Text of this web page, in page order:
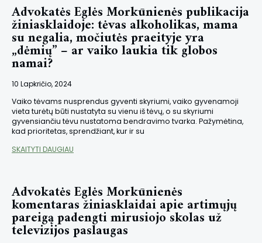
Advokatės Eglės Morkūnienės publikacija
žiniasklaidoje: tėvas alkoholikas, mama
su negalia, močiutės praeityje yra
„dėmių” – ar vaiko laukia tik globos
namai?
10 Lapkričio, 2024
Vaiko tėvams nusprendus gyventi skyriumi, vaiko gyvenamoji
vieta turėtų būti nustatyta su vienu iš tėvų, o su skyriumi
gyvensiančiu tėvu nustatoma bendravimo tvarka. Pažymėtina,
kad prioritetas, sprendžiant, kur ir su
SKAITYTI DAUGIAU
Advokatės Eglės Morkūnienės
komentaras žiniasklaidai apie artimųjų
pareigą padengti mirusiojo skolas už
televizijos paslaugas